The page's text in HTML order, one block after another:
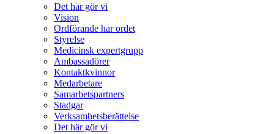
Det här gör vi
Vision
Ordförande har ordet
Styrelse
Medicinsk expertgrupp
Ambassadörer
Kontaktkvinnor
Medarbetare
Samarbetspartners
Stadgar
Verksamhetsberättelse
Det här gör vi